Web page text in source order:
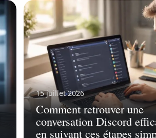
15 juillet 2026
Comment retrouver une
conversation Discord
en suivant ces étapes